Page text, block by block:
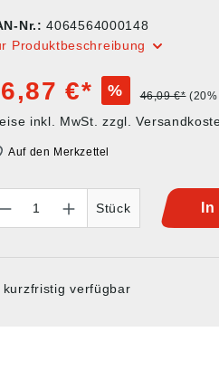
Nr.:4064564000148
Produktbeschreibung
€* % 46,09 €*
inkl. MwSt. zzgl.
Auf den Merkzettel
Stück
kurzfristig verfügbar